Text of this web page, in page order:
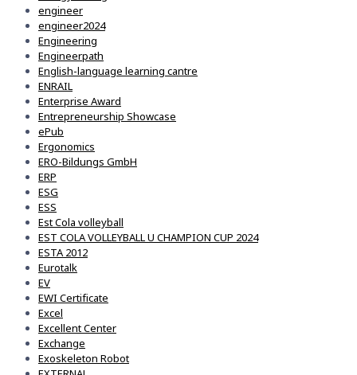
engineer
engineer2024
Engineering
Engineerpath
English-language learning cantre
ENRAIL
Enterprise Award
Entrepreneurship Showcase
ePub
Ergonomics
ERO-Bildungs GmbH
ERP
ESG
ESS
Est Cola volleyball
EST COLA VOLLEYBALL U CHAMPION CUP 2024
ESTA 2012
Eurotalk
EV
EWI Certificate
Excel
Excellent Center
Exchange
Exoskeleton Robot